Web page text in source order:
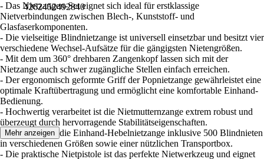
4262452492840
- Das Nietzangen-Set eignet sich ideal für erstklassige
Nietverbindungen zwischen Blech-, Kunststoff- und
Glasfaserkomponenten.
- Die vielseitige Blindnietzange ist universell einsetzbar und besitzt vier
verschiedene Wechsel-Aufsätze für die gängigsten Nietengrößen.
- Mit dem um 360° drehbaren Zangenkopf lassen sich mit der
Nietzange auch schwer zugängliche Stellen einfach erreichen.
- Der ergonomisch geformte Griff der Popnietzange gewährleistet eine
optimale Kraftübertragung und ermöglicht eine komfortable Einhand-
Bedienung.
- Hochwertig verarbeitet ist die Nietmutternzange extrem robust und
überzeugt durch hervorragende Stabilitätseigenschaften.
- Geliefert wird die Einhand-Hebelnietzange inklusive 500 Blindnieten
in verschiedenen Größen sowie einer nützlichen Transportbox.
- Die praktische Nietpistole ist das perfekte Nietwerkzeug und eignet
Mehr anzeigen